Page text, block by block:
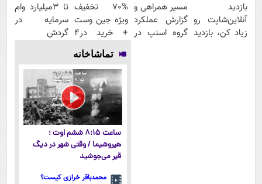
بازدید
آنلاین‌شاپت رو
زیاد کن، بازدید
مسیر همراهی و
گزارش عملکرد
گروه اسنپ در
70% تخفیف
ویژه جین وست
+ خرید در4
تا 3میلیارد وام
سرمایه در
گردش
ثبت کن
تماشاخانه
ساعت ۸:۱۵ ششم اوت ؛
هیروشیما / وقتی شهر در دیگ
قیر می‌جوشید
محمدباقر خرازی کیست؟